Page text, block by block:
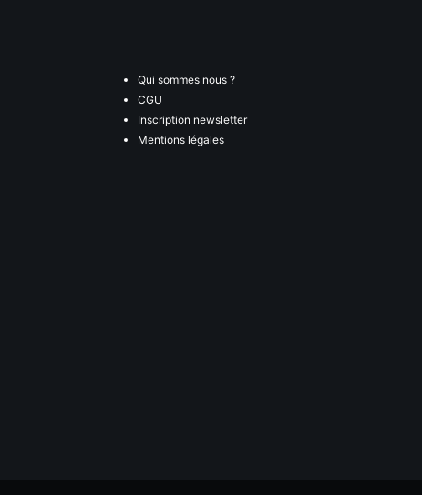
Qui sommes nous ?
CGU
Inscription newsletter
Mentions légales